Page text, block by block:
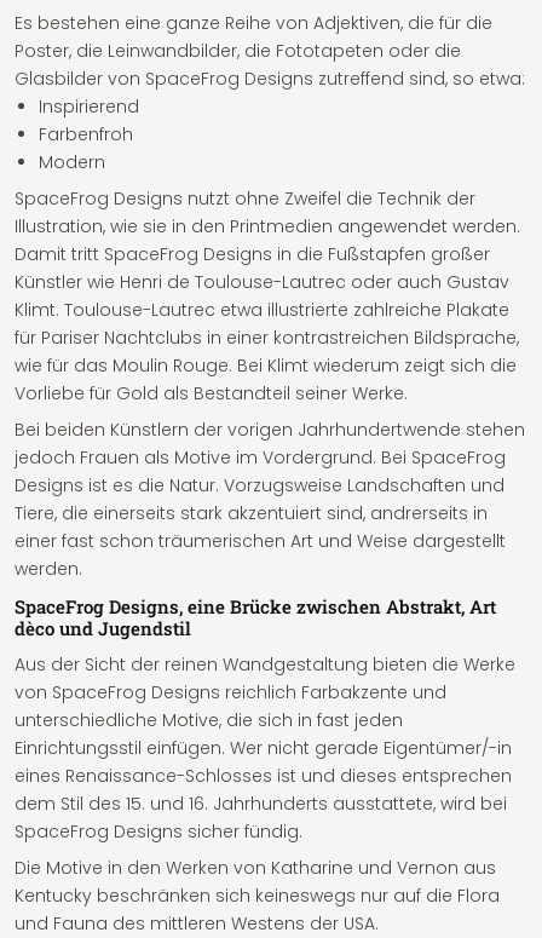
Es bestehen eine ganze Reihe von Adjektiven, die für die
Poster, die Leinwandbilder, die Fototapeten oder die
Glasbilder von SpaceFrog Designs zutreffend sind, so etwa:
Inspirierend
Farbenfroh
Modern
SpaceFrog Designs nutzt ohne Zweifel die Technik der
Illustration, wie sie in den Printmedien angewendet werden.
Damit tritt SpaceFrog Designs in die Fußstapfen großer
Künstler wie Henri de Toulouse-Lautrec oder auch Gustav
Klimt. Toulouse-Lautrec etwa illustrierte zahlreiche Plakate
für Pariser Nachtclubs in einer kontrastreichen Bildsprache,
wie für das Moulin Rouge. Bei Klimt wiederum zeigt sich die
Vorliebe für Gold als Bestandteil seiner Werke.
Bei beiden Künstlern der vorigen Jahrhundertwende stehen
jedoch Frauen als Motive im Vordergrund. Bei SpaceFrog
Designs ist es die Natur. Vorzugsweise Landschaften und
Tiere, die einerseits stark akzentuiert sind, andrerseits in
einer fast schon träumerischen Art und Weise dargestellt
werden.
SpaceFrog Designs, eine Brücke zwischen Abstrakt, Art
dèco und Jugendstil
Aus der Sicht der reinen Wandgestaltung bieten die Werke
von SpaceFrog Designs reichlich Farbakzente und
unterschiedliche Motive, die sich in fast jeden
Einrichtungsstil einfügen. Wer nicht gerade Eigentümer/-in
eines Renaissance-Schlosses ist und dieses entsprechen
dem Stil des 15. und 16. Jahrhunderts ausstattete, wird bei
SpaceFrog Designs sicher fündig.
Die Motive in den Werken von Katharine und Vernon aus
Kentucky beschränken sich keineswegs nur auf die Flora
und Fauna des mittleren Westens der USA.